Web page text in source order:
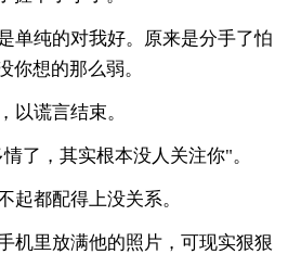
单纯的对我好。原来是分手了怕
你想的那么弱。
以谎言结束。
了，其实根本没人关注你"。
起都配得上没关系。
机里放满他的照片，可现实狠狠